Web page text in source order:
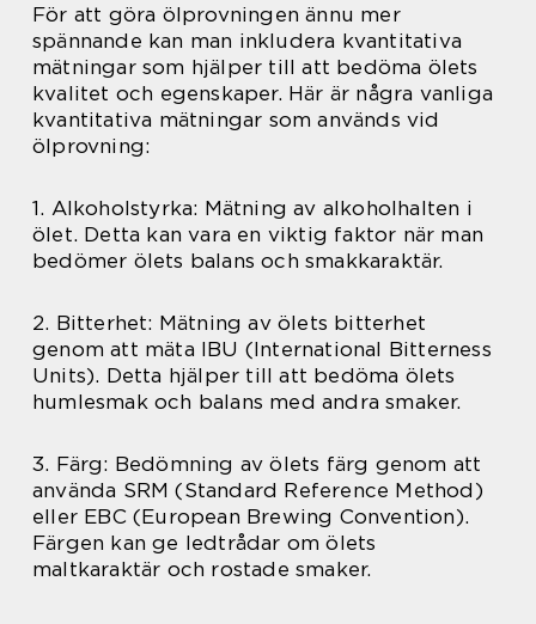
För att göra ölprovningen ännu mer
spännande kan man inkludera kvantitativa
mätningar som hjälper till att bedöma ölets
kvalitet och egenskaper. Här är några vanliga
kvantitativa mätningar som används vid
ölprovning:
1. Alkoholstyrka: Mätning av alkoholhalten i
ölet. Detta kan vara en viktig faktor när man
bedömer ölets balans och smakkaraktär.
2. Bitterhet: Mätning av ölets bitterhet
genom att mäta IBU (International Bitterness
Units). Detta hjälper till att bedöma ölets
humlesmak och balans med andra smaker.
3. Färg: Bedömning av ölets färg genom att
använda SRM (Standard Reference Method)
eller EBC (European Brewing Convention).
Färgen kan ge ledtrådar om ölets
maltkaraktär och rostade smaker.